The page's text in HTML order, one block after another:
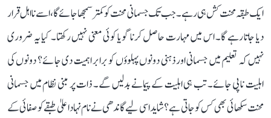
ایک طبقہ محنت کش ہی رہے۔ جب تک جسمانی محنت کو کمتر سمجھا جائے گا، اسے نااہل قرار
دیا جاتا رہے گا۔ اس میں مہارت حاصل کرنا گویا کوئی معنی نہیں رکھتا۔ کیا یہ ضروری
نہیں کہ تعلیم میں جسمانی اور ذہنی دونوں پہلوؤں کو برابر اہمیت دی جائے؟ دونوں کی
اہلیت ناپی جائے۔ تب ہی اہلیت کے پیمانے بدلیں گے۔ ذات پر مبنی نظام میں جسمانی
محنت سکھائی بھی کس کو جاتی ہے؟ شاید اسی لیے گاندھی نے نام نہاد اعلیٰ طبقے کو صفائی کے